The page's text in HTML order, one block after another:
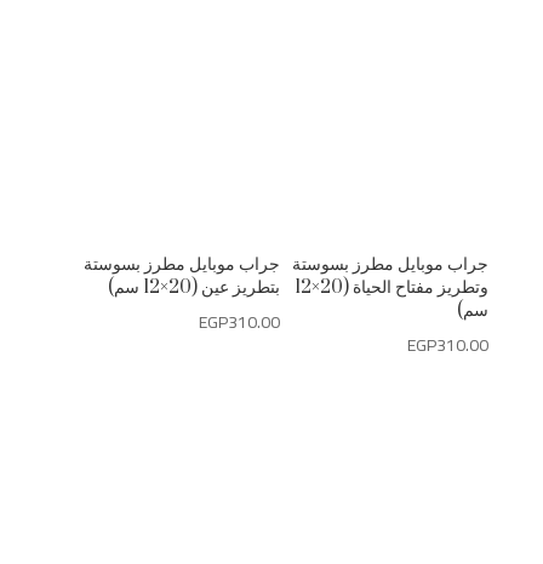
جراب موبايل مطرز بسوستة
بتطريز عين (20×12 سم)
EGP310.00
جراب موبايل مطرز بسوستة
وتطريز مفتاح الحياة (20×12
سم)
EGP310.00